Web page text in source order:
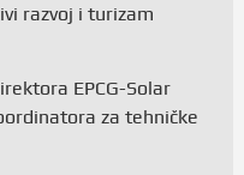
razvoj i turizam
EPCG-Solar
za tehničke